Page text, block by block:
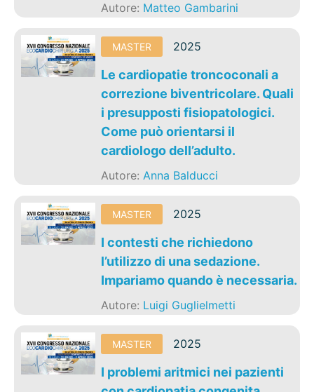
Autore: Matteo Gambarini
MASTER 2025
Le cardiopatie troncoconali a
correzione biventricolare. Quali
i presupposti fisiopatologici.
Come può orientarsi il
cardiologo dell’adulto.
Autore:Anna Balducci
MASTER 2025
I contesti che richiedono
l’utilizzo di una sedazione.
Impariamo quando è necessaria.
Autore: Luigi Guglielmetti
MASTER 2025
I problemi aritmici nei pazienti